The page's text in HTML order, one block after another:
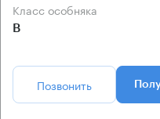
Класс особняка
B
Позвонить